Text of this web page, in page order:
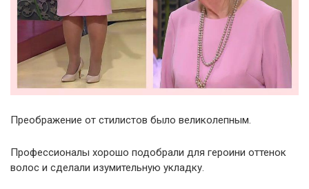
Преображение от стилистов было великолепным.
Профессионалы хорошо подобрали для героини оттенок
волос и сделали изумительную укладку.